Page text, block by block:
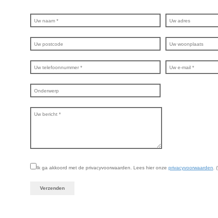
Ik ga akkoord met de privacyvoorwaarden. Lees hier onze privacyvoorwaarden.